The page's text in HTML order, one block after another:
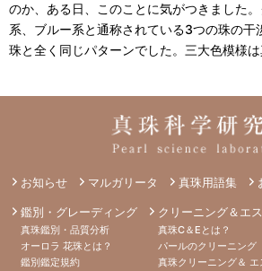
のか、ある日、このことに気がつきました
系、ブルー系と通称されている3つの珠の干
珠と全く同じパターンでした。三大色模様は
お知らせ マルガリータ 真珠用語集
鑑別・グレーディング
真珠鑑別・品質分析
オーロラ 花珠とは？
鑑別鑑定規約
クリーニング＆エ
真珠C＆Eとは？
パールのクリーニング
真珠クリーニング＆